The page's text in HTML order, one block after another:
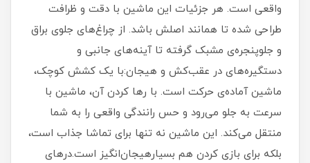
واقعی است. هر جزئیات این ماشین با دقت و ظرافت
طراحی شده تا همانند اصلش باشد. از چراغ‌های جلوی براق
و جلوپنجره‌ی مشبک گرفته تا آینه‌های جانبی و
دستگیره‌های در عقب‌کش و هیجان:با یک کشش کوچک،
ماشین آماده‌ی حرکت است. با رها کردن آن، ماشین با
سرعت به جلو می‌رود و حس رانندگی واقعی را به شما
منتقل می‌کند. این ماشین نه تنها برای تماشا جذاب است،
بلکه برای بازی کردن هم بسیارهیجان‌انگیز است.درهای